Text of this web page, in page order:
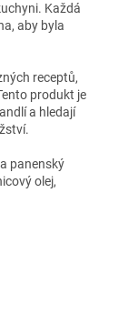
Každá
aby byla
receptů,
produkt je
a hledají
panenský
olej,